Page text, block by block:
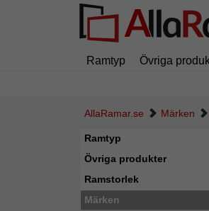
Ramtyp Övriga
AllaRamar.se Märken
Ramtyp
Övriga produkter
Ramstorlek
Märken